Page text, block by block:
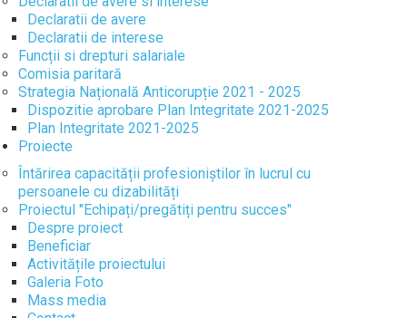
Declaratii de avere
Declaratii de interese
Funcții si drepturi salariale
Comisia paritară
Strategia Națională Anticorupție 2021 - 2025
Dispozitie aprobare Plan Integritate 2021-2025
Plan Integritate 2021-2025
Proiecte
Întărirea capacității profesioniștilor în lucrul cu
persoanele cu dizabilități
Proiectul "Echipați/pregătiți pentru succes"
Despre proiect
Beneficiar
Activitățile proiectului
Galeria Foto
Mass media